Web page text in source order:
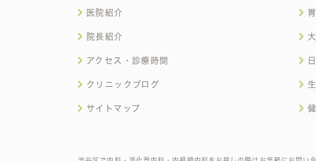
医院紹介
院長紹介
アクセス・診療時間
クリニックブログ
サイトマップ